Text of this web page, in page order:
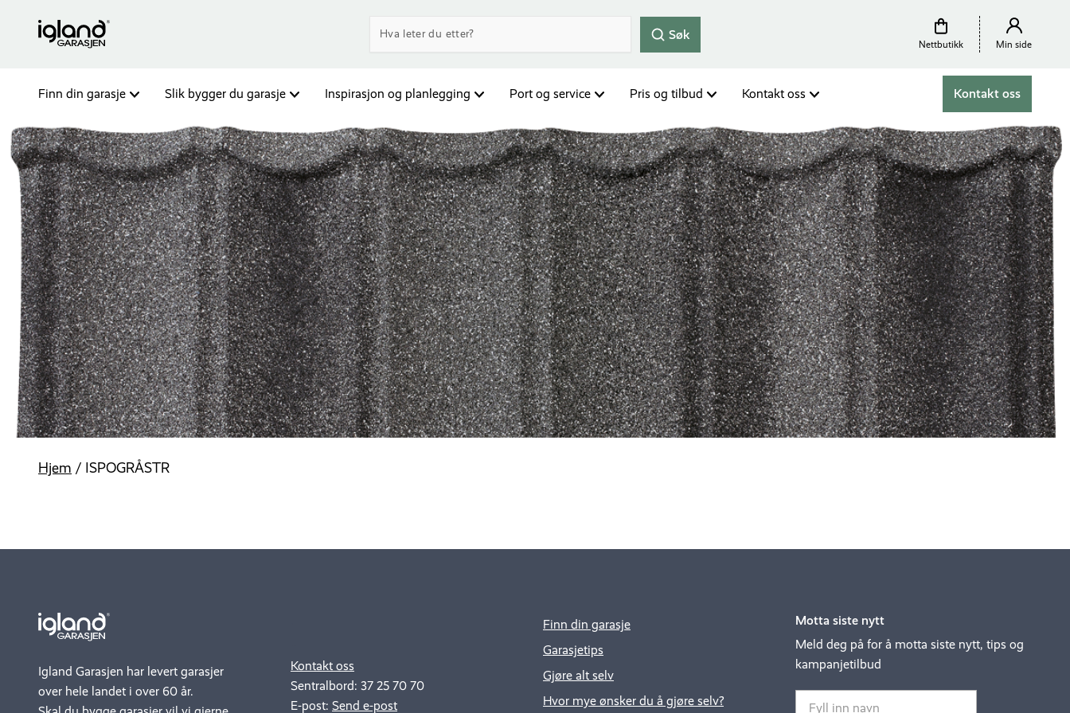
Søk
Nettbutikk Min side
Finn din garasje Slik bygger du garasje Inspirasjon og planlegging Port og service Pris og tilbud Kontakt oss Kontakt oss
Hjem / ISPOGRÅSTR
Igland Garasjen har levert garasjer
over hele landet i over 60 år.
Kontakt oss
Sentralbord: 37 25 70 70
E-post: Send e-post
Finn din garasje
Garasjetips
Gjøre alt selv
Hvor mye ønsker du å gjøre selv?
Motta siste nytt
Meld deg på for å motta siste nytt, tips og
kampanjetilbud